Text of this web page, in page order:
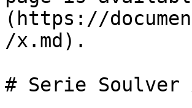
(https://
/x.md).
# Serie Soulver